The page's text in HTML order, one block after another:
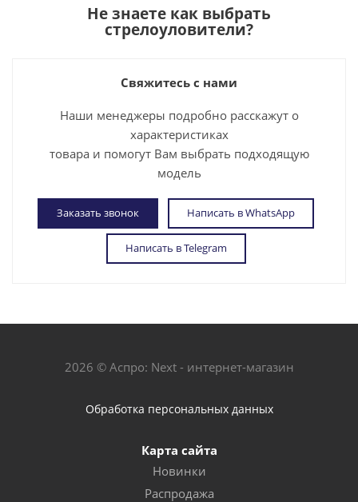
Не знаете как выбрать
стрелоуловители?
Свяжитесь с нами
Наши менеджеры подробно расскажут о
характеристиках
товара и помогут Вам выбрать подходящую
модель
Заказать звонок Написать в WhatsApp
Написать в Telegram
2026 © Аспро: Next - интернет-магазин
Обработка персональных данных
Карта сайта
Новинки
Распродажа